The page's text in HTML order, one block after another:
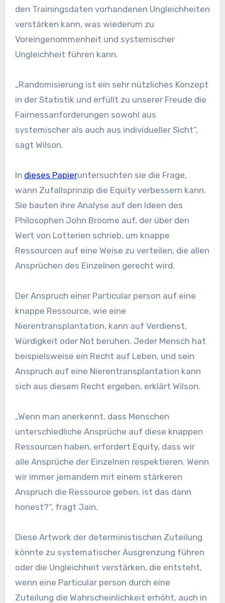
den Trainingsdaten vorhandenen Ungleichheiten
verstärken kann, was wiederum zu
Voreingenommenheit und systemischer
Ungleichheit führen kann.
„Randomisierung ist ein sehr nützliches Konzept
in der Statistik und erfüllt zu unserer Freude die
Fairnessanforderungen sowohl aus
systemischer als auch aus individueller Sicht“,
sagt Wilson.
In dieses Papieruntersuchten sie die Frage,
wann Zufallsprinzip die Equity verbessern kann.
Sie bauten ihre Analyse auf den Ideen des
Philosophen John Broome auf, der über den
Wert von Lotterien schrieb, um knappe
Ressourcen auf eine Weise zu verteilen, die allen
Ansprüchen des Einzelnen gerecht wird.
Der Anspruch einer Particular person auf eine
knappe Ressource, wie eine
Nierentransplantation, kann auf Verdienst,
Würdigkeit oder Not beruhen. Jeder Mensch hat
beispielsweise ein Recht auf Leben, und sein
Anspruch auf eine Nierentransplantation kann
sich aus diesem Recht ergeben, erklärt Wilson.
„Wenn man anerkennt, dass Menschen
unterschiedliche Ansprüche auf diese knappen
Ressourcen haben, erfordert Equity, dass wir
alle Ansprüche der Einzelnen respektieren. Wenn
wir immer jemandem mit einem stärkeren
Anspruch die Ressource geben, ist das dann
honest?“, fragt Jain.
Diese Artwork der deterministischen Zuteilung
könnte zu systematischer Ausgrenzung führen
oder die Ungleichheit verstärken, die entsteht,
wenn eine Particular person durch eine
Zuteilung die Wahrscheinlichkeit erhöht, auch in